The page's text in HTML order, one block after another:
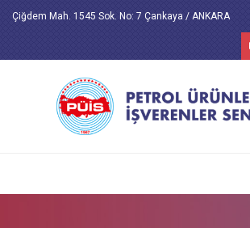
Çiğdem Mah. 1545 Sok. No: 7 Çankaya / ANKARA